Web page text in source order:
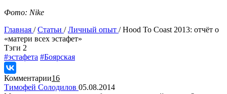
Фото: Nike
Главная /Статьи /Личный опыт /Hood To Coast 2013: отчёт о
«матери всех эстафет»
Tэги 2
#эстафета #Боярская
Комментарии16
Тимофей Солодилов 05.08.2014